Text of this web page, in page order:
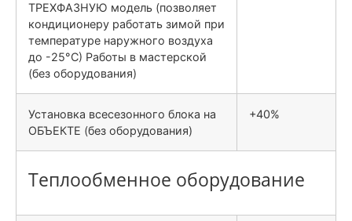
ТРЕХФАЗНУЮ модель (позволяет
кондиционеру работать зимой при
температуре наружного воздуха
до -25°С) Работы в мастерской
(без оборудования)
Установка всесезонного блока на
ОБЪЕКТЕ (без оборудования)
+40%
Теплообменное оборудование